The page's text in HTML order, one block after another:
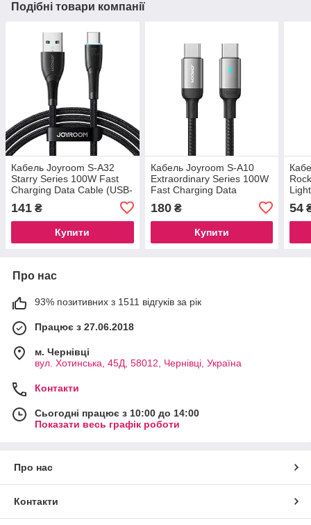
Подібні товари компанії
Кабель Joyroom S-A32
Starry Series 100W Fast
Charging Data Cable (USB-
141 ₴
Купити
Кабель Joyroom S-A10
Extraordinary Series 100W
Fast Charging Data
C）1.2m Black
180₴
Купити
54
Про нас
93% позитивних з 1511 відгуків за рік
Працює з 27.06.2018
м. Чернівці
вул. Хотинська, 45Д, 58012, Чернівці, Україна
Контакти
Сьогодні працює з 10:00 до 14:00
Показати весь графік роботи
Про нас
Контакти